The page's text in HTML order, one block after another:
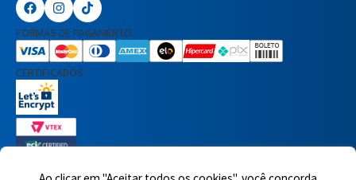
FORMAS DE PAGAMENTO
CERTIFICADOS
Nome Completo